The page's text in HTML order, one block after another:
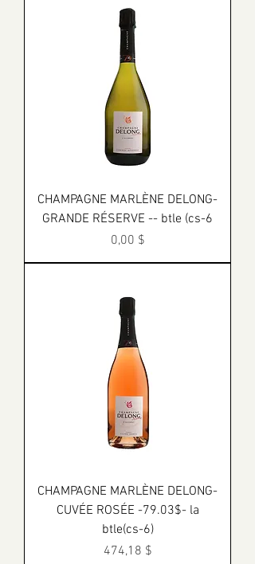
CHAMPAGNE MARLÈNE DELONG-
GRANDE RÉSERVE -- btle (cs-6
Prix
0,00 $
CHAMPAGNE MARLÈNE DELONG-
CUVÉE ROSÉE -79.03$- la
btle(cs-6)
Prix
474,18 $